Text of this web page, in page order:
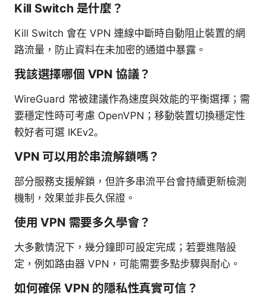
Kill Switch 是什麼？
Kill Switch 會在 VPN 連線中斷時自動阻止裝置的網
路流量，防止資料在未加密的通道中暴露。
我該選擇哪個 VPN 協議？
WireGuard 常被建議作為速度與效能的平衡選擇；需
要穩定性時可考慮 OpenVPN；移動裝置切換穩定性
較好者可選 IKEv2。
VPN 可以用於串流解鎖嗎？
部分服務支援解鎖，但許多串流平台會持續更新檢測
機制，效果並非長久保證。
使用 VPN 需要多久學會？
大多數情況下，幾分鐘即可設定完成；若要進階設
定，例如路由器 VPN，可能需要多點步驟與耐心。
如何確保 VPN 的隱私性真實可信？